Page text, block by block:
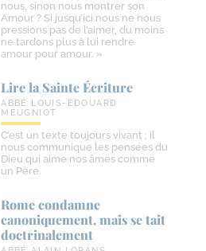
nous, sinon nous montrer son
Amour ? Si jusqu’ici nous ne nous
pressions pas de l’aimer, du moins
ne tardons plus à lui rendre
amour pour amour. »
Lire la Sainte Écriture
ABBÉ LOUIS-EDOUARD
MEUGNIOT
C’est un texte toujours vivant ; il
nous communique les pensées du
Dieu qui aime nos âmes comme
un Père.
Rome condamne
canoniquement, mais se tait
doctrinalement